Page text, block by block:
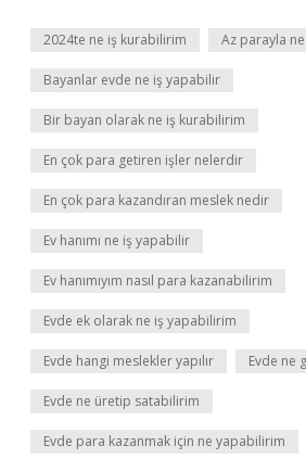
2024te ne iş kurabilirim Az parayla ne
Bayanlar evde ne iş yapabilir
Bir bayan olarak ne iş kurabilirim
En çok para getiren işler nelerdir
En çok para kazandıran meslek nedir
Ev hanımı ne iş yapabilir
Ev hanımıyım nasıl para kazanabilirim
Evde ek olarak ne iş yapabilirim
Evde hangi meslekler yapılır Evde ne
Evde ne üretip satabilirim
Evde para kazanmak için ne yapabilirim